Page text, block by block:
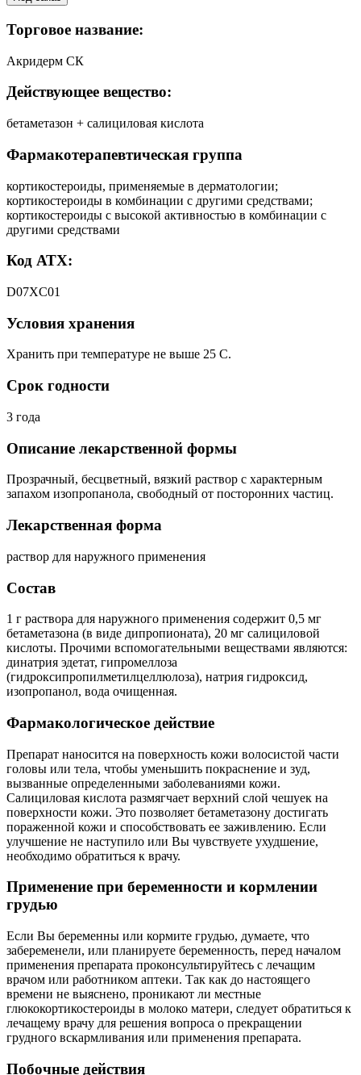
Торговое название:
Акридерм СК
Действующее вещество:
бетаметазон + салициловая кислота
Фармакотерапевтическая группа
кортикостероиды, применяемые в дерматологии;
кортикостероиды в комбинации с другими средствами;
кортикостероиды с высокой активностью в комбинации с
другими средствами
Код АТХ:
D07XC01
Условия хранения
Хранить при температуре не выше 25 С.
Срок годности
3 года
Описание лекарственной формы
Прозрачный, бесцветный, вязкий раствор с характерным
запахом изопропанола, свободный от посторонних частиц.
Лекарственная форма
раствор для наружного применения
Состав
1 г раствора для наружного применения содержит 0,5 мг
бетаметазона (в виде дипропионата), 20 мг салициловой
кислоты. Прочими вспомогательными веществами являются:
динатрия эдетат, гипромеллоза
(гидроксипропилметилцеллюлоза), натрия гидроксид,
изопропанол, вода очищенная.
Фармакологическое действие
Препарат наносится на поверхность кожи волосистой части
головы или тела, чтобы уменьшить покраснение и зуд,
вызванные определенными заболеваниями кожи.
Салициловая кислота размягчает верхний слой чешуек на
поверхности кожи. Это позволяет бетаметазону достигать
пораженной кожи и способствовать ее заживлению. Если
улучшение не наступило или Вы чувствуете ухудшение,
необходимо обратиться к врачу.
Применение при беременности и кормлении
грудью
Если Вы беременны или кормите грудью, думаете, что
забеременели, или планируете беременность, перед началом
применения препарата проконсультируйтесь с лечащим
врачом или работником аптеки. Так как до настоящего
времени не выяснено, проникают ли местные
глюкокортикостероиды в молоко матери, следует обратиться к
лечащему врачу для решения вопроса о прекращении
грудного вскармливания или применения препарата.
Побочные действия